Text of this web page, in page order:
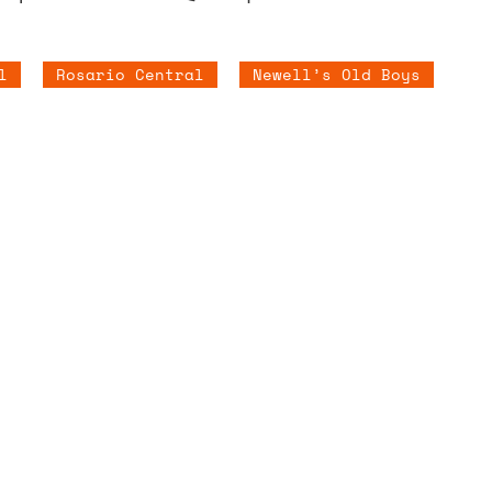
Rosario Central Newell’s Old Boys